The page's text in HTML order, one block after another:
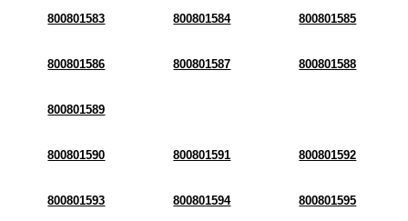
800801583 800801584 800801585
800801586 800801587 800801588
800801589
800801590 800801591 800801592
800801593 800801594 800801595